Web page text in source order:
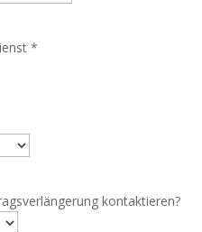
*
kontaktieren?